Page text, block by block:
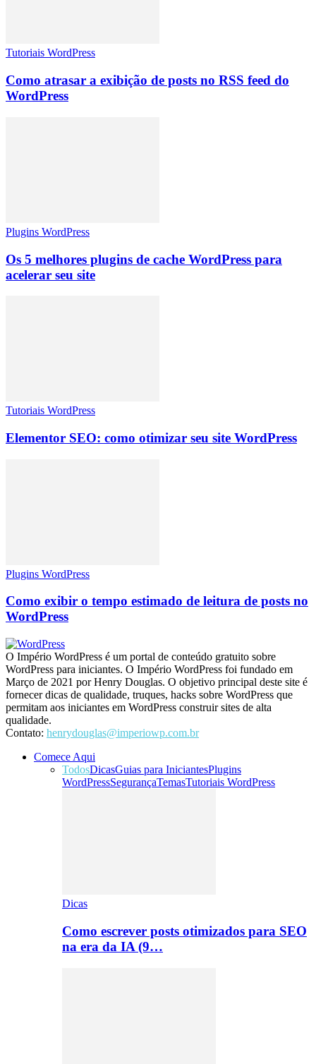
Tutoriais WordPress
Como atrasar a exibição de posts no RSS feed do
WordPress
Plugins WordPress
Os 5 melhores plugins de cache WordPress para
acelerar seu site
Tutoriais WordPress
Elementor SEO: como otimizar seu site WordPress
Plugins WordPress
Como exibir o tempo estimado de leitura de posts no
WordPress
O Império WordPress é um portal de conteúdo gratuito sobre
WordPress para iniciantes. O Império WordPress foi fundado em
Março de 2021 por Henry Douglas. O objetivo principal deste site é
fornecer dicas de qualidade, truques, hacks sobre WordPress que
permitam aos iniciantes em WordPress construir sites de alta
qualidade.
Contato: henrydouglas@imperiowp.com.br
Comece Aqui
TodosDicasGuias para IniciantesPlugins
WordPressSegurançaTemasTutoriais WordPress
Dicas
Como escrever posts otimizados para SEO
na era da IA (9…